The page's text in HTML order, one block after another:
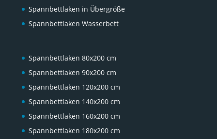
Spannbettlaken in Übergröße
Spannbettlaken Wasserbett
Spannbettlaken 80x200 cm
Spannbettlaken 90x200 cm
Spannbettlaken 120x200 cm
Spannbettlaken 140x200 cm
Spannbettlaken 160x200 cm
Spannbettlaken 180x200 cm